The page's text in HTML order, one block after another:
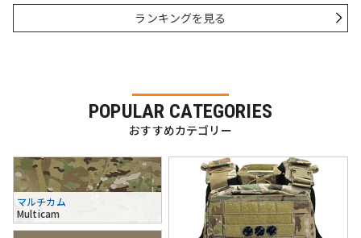
ランキングを見る
POPULAR CATEGORIES
おすすめカテゴリー
マルチカム
Multicam